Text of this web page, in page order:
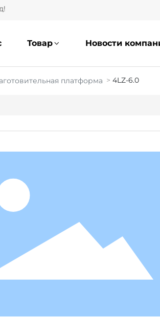
Товар Новости
платформа 4LZ-6.0